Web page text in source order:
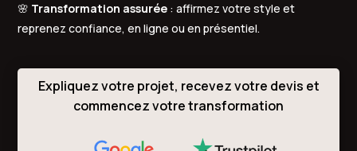
🌸 Transformation assurée : affirmez votre style et
reprenez confiance, en ligne ou en présentiel.
Expliquez votre projet, recevez votre devis et
commencez votre transformation